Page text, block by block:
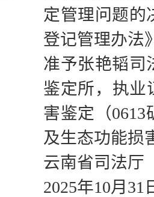
定管理问题的
登记管理办法
准予张艳韬司
鉴定所，执业
害鉴定（
及生态功能损
云南省司法厅
2025年10月31